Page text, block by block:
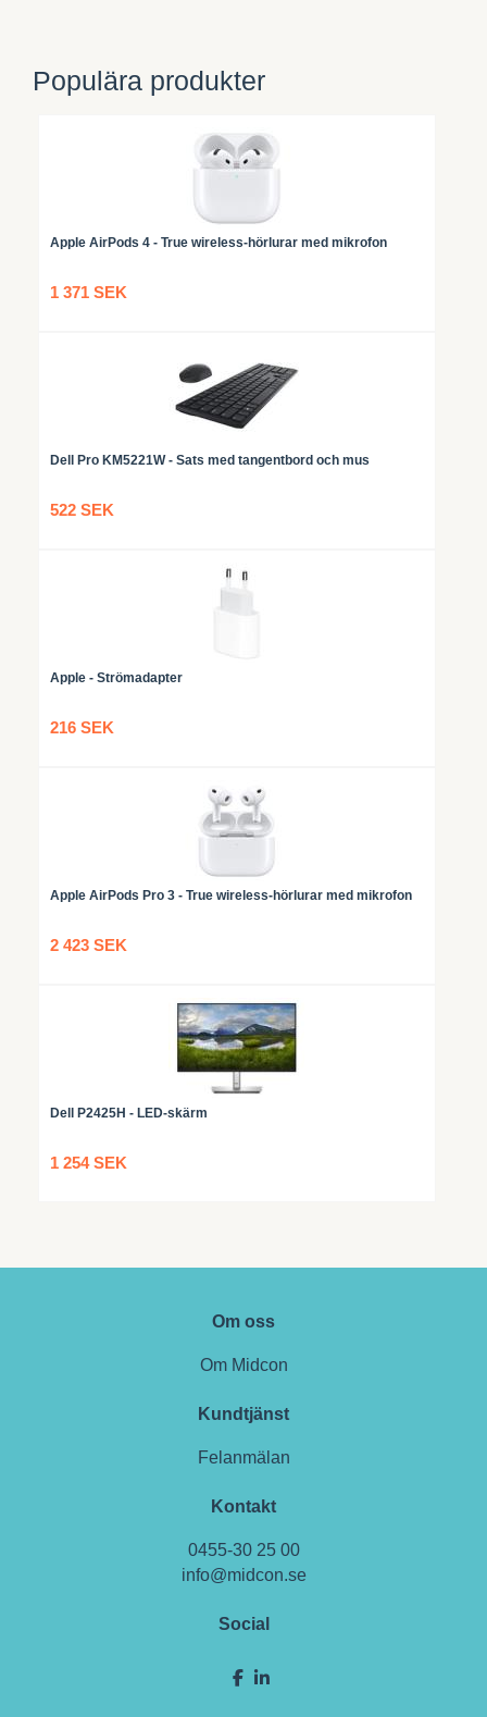
Populära produkter
Apple AirPods 4 - True wireless-hörlurar med mikrofon
1 371 SEK
Dell Pro KM5221W - Sats med tangentbord och mus
522 SEK
Apple - Strömadapter
216 SEK
Apple AirPods Pro 3 - True wireless-hörlurar med mikrofon
2 423 SEK
Dell P2425H - LED-skärm
1 254 SEK
Om oss
Om Midcon
Kundtjänst
Felanmälan
Kontakt
0455-30 25 00
info@midcon.se
Social